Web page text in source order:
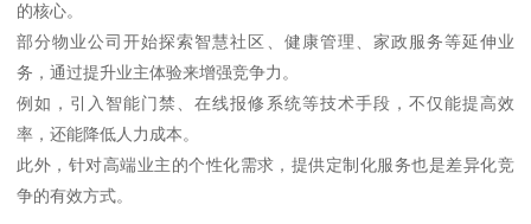
的核心。
部分物业公司开始探索智慧社区、健康管理、家政服务等延伸业
务，通过提升业主体验来增强竞争力。
例如，引入智能门禁、在线报修系统等技术手段，不仅能提高效
率，还能降低人力成本。
此外，针对高端业主的个性化需求，提供定制化服务也是差异化竞
争的有效方式。